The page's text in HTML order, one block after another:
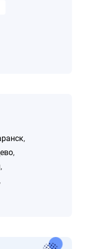
,
,
,
,